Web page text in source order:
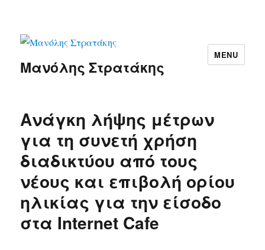
Μανόλης Στρατάκης
MENU
Ανάγκη λήψης μέτρων
για τη συνετή χρήση
διαδικτύου από τους
νέους και επιβολή ορίου
ηλικίας για την είσοδο
στα Internet Cafe